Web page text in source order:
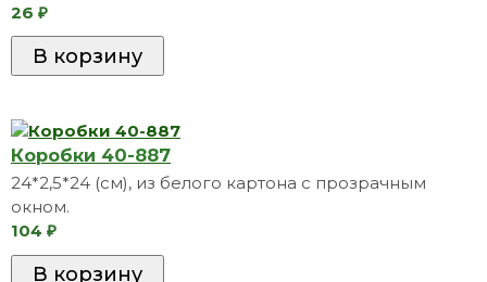
26 ₽
Коробки 40-887
24*2,5*24 (см), из белого картона с прозрачным
окном.
104 ₽